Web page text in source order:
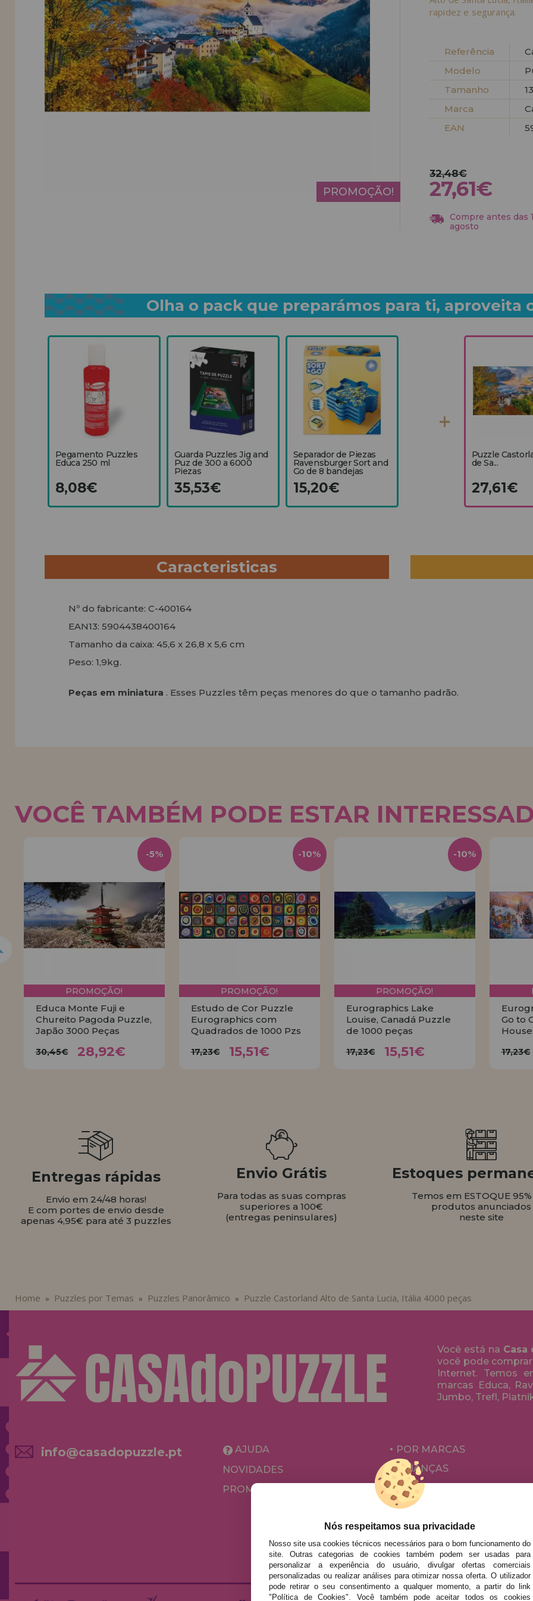
LIQUIDAÇÕES
EM FORMAÇÃO
info@casadopuzzle.pt
rapidez e segurança.
Referência
Modelo
Tamanho
Marca
EAN
PROMOÇÃO!
32,48€
27,61€
Compre antes das
agosto
Olha o pack que preparámos para ti, aproveita
Pegamento Puzzles
Educa 250 ml
8,08€
Guarda Puzzles Jig and
Puz de 300 a 6000
Piezas
35,53€
Separador de Piezas
Ravensburger Sort and
Go de 8 bandejas
15,20€
Puzzle
de Sa...
27,61€
Caracteristicas
Nº do fabricante: C-400164
EAN13: 5904438400164
Tamanho da caixa: 45,6 x 26,8 x 5,6 cm
Peso: 1,9kg.
Peças em miniatura . Esses Puzzles têm peças menores do que o tamanho padrão.
VOCÊ TAMBÉM PODE ESTAR
PROMOÇÃO!
Educa Monte Fuji e
Chureito Pagoda Puzzle,
Japão 3000 Peças
30,45€ 28,92€
-5%
PROMOÇÃO!
Estudo de Cor Puzzle
Eurographics com
Quadrados de 1000 Pzs
17,23€ 15,51€
-10%
PROMOÇÃO!
Eurographics Lake
Louise, Canadá Puzzle
de 1000 peças
17,23€ 15,51€
-10%
Go to
17,23€
Entregas rápidas
Envio em 24/48 horas!
E com portes de envio desde
apenas 4,95€ para até 3 puzzles
Envio Grátis
Para todas as suas compras
superiores a 100€
(entregas peninsulares)
Estoques
Temos em ESTOQUE
produtos anunciados
neste site
Home » Puzzles por Temas » Puzzles Panorâmico » Puzzle Castorland Alto de Santa Lucia, Itália 4000 peças
Você está na Casa
você pode
Internet. Temos
marcas Educa,
Jumbo, Trefl,
info@casadopuzzle.pt
AJUDA
NOVIDADES
PROMOÇÕES E OFERTAS
POR MARCAS
CRIANÇAS
PARA ADULTOS
POR AUTORES
ACESSÓRIOS
JOGOS DE TABULEIRO
Nós respeitamos sua privacidade
Nosso site usa cookies técnicos necessários para o bom funcionamento do
site. Outras categorias de cookies também podem ser usadas para
personalizar a experiência do usuário, divulgar ofertas comerciais
personalizadas ou realizar análises para otimizar nossa oferta. O utilizador
pode retirar o seu consentimento a qualquer momento, a partir do link
"Política de Cookies". Você também pode aceitar todos os cookies